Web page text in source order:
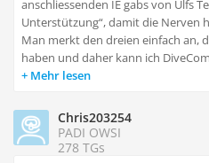
anschliessenden IE gabs von Ulfs
Unterstützung“, damit die Nerven
Man merkt den dreien einfach an,
haben und daher kann ich
Mehr lesen
Chris203254
PADI OWSI
278 TGs